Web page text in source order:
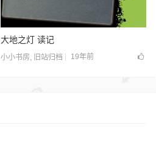
大地之灯 读记
小小书房, 旧站归档 19年前